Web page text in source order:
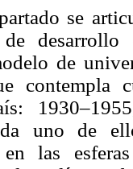
se
de
contempla
uno de
en las